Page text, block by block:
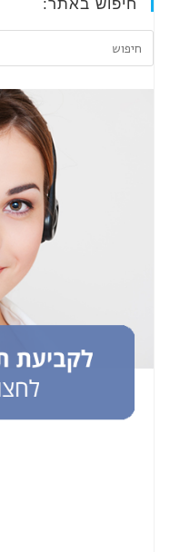
חיפוש באתר: